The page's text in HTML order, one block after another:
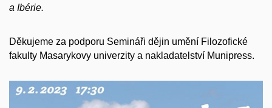
a Ibérie.
Děkujeme za podporu Semináři dějin umění Filozofické
fakulty Masarykovy univerzity a nakladatelství Munipress.